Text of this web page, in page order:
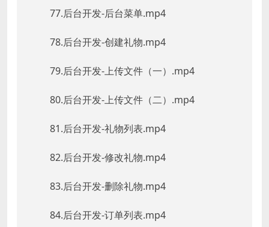
77.后台开发-后台菜单.mp4
78.后台开发-创建礼物.mp4
79.后台开发-上传文件（一）.mp4
80.后台开发-上传文件（二）.mp4
81.后台开发-礼物列表.mp4
82.后台开发-修改礼物.mp4
83.后台开发-删除礼物.mp4
84.后台开发-订单列表.mp4